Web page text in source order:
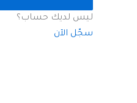
ليس لديك حساب؟
سجّل الآن